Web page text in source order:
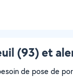
(93) et
de pose de